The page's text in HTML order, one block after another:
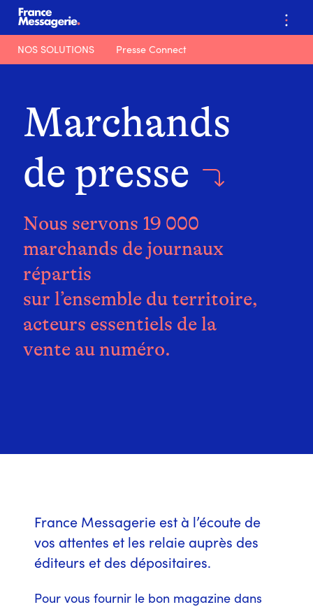
…
Marchands
de presse
Nous servons 19 000
marchands de journaux
répartis
sur l’ensemble du territoire,
acteurs essentiels de la
vente au numéro.
NOS SOLUTIONS Presse Connect
France Messagerie est à l’écoute de
vos attentes et les relaie auprès des
éditeurs et des dépositaires.
Pour vous fournir le bon magazine dans